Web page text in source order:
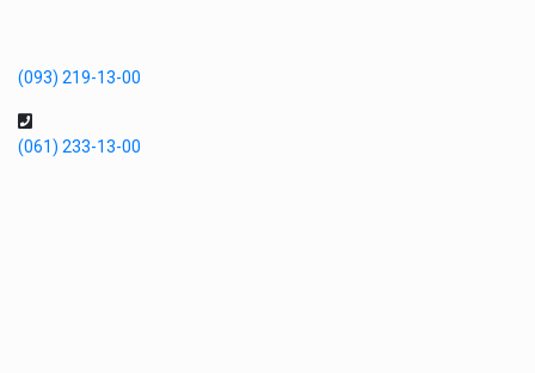
(093) 219-13-00
(061) 233-13-00